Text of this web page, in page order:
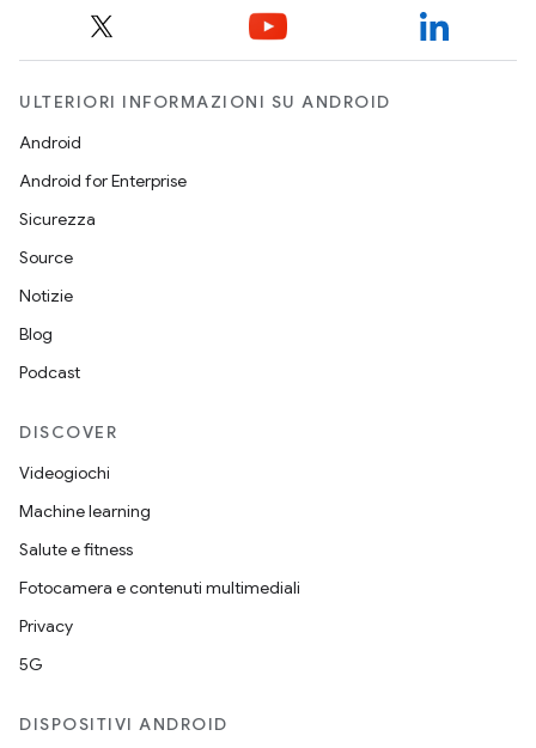
ULTERIORI INFORMAZIONI SU ANDROID
Android
Android for Enterprise
Sicurezza
Source
Notizie
Blog
Podcast
DISCOVER
Videogiochi
Machine learning
Salute e fitness
Fotocamera e contenuti multimediali
Privacy
5G
DISPOSITIVI ANDROID